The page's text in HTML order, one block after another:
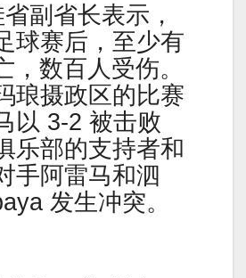
副省长表示，
球赛后，至少有
，数百人受伤。
琅摄政区的比赛
以 3-2 被击败
乐部的支持者和
手阿雷马和泗
发生冲突。